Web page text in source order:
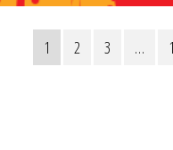
1 2 3 …